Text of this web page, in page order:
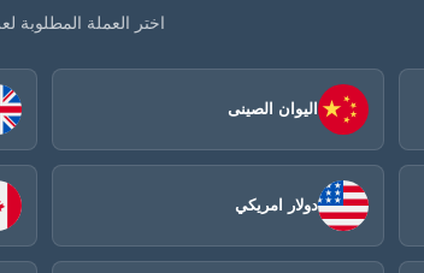
اختر العملة المطلوبة
اليوان الصينى​
دولار امريكي